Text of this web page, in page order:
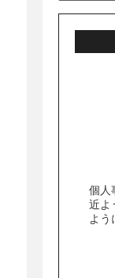
個人
近よ
よう